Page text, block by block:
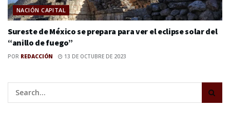
NACIÓN CAPITAL
Sureste de México se prepara para ver el eclipse solar del
“anillo de fuego”
POR REDACCIÓN 13 DE OCTUBRE DE 2023